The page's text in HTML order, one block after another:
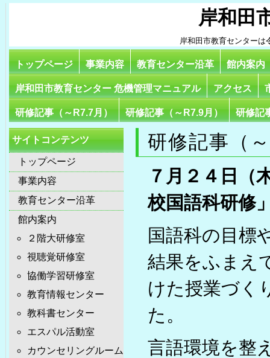
岸和田
岸和田市教育センターは
トップページ 事業内容 教育センター沿革 館内案内
岸和田市教育センター 危機管理マニュアル アクセス
研修記事（～R7.7月） 研修記事（～R7.9月） 研修記
サイトコンテンツ
トップページ
事業内容
教育センター沿革
館内案内
２階大研修室
視聴覚研修室
協働学習研修室
教育情報センター
教科書センター
エスパル活動室
カウンセリングルーム
研修記事（
７月２４日（
校国語科研修
国語科の目標
結果をふまえ
けた授業づく
た。
言語環境を整